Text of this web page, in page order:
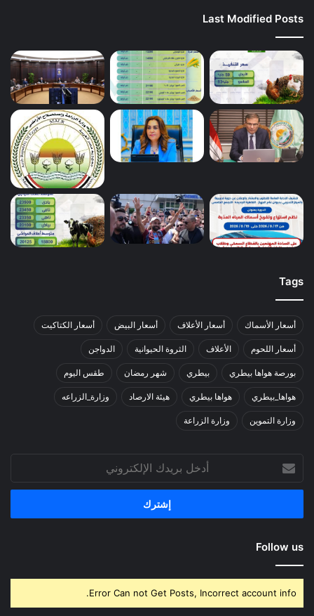
Last Modified Posts
Tags
أسعار الأسماك أسعار الأعلاف أسعار البيض أسعار الكتاكيت
أسعار اللحوم الأعلاف الثروة الحيوانية الدواجن
بورصة هواها بيطري بيطري شهر رمضان طقس اليوم
هواها_بيطري هواها بيطري هيئة الارصاد وزارة_الزراعه
وزارة التموين وزارة الزراعة
بريدك
الإلكتروني
Follow us
Error Can not Get Posts, Incorrect account info.